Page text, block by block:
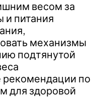
весом за
и питания
механизмы
подтянутой
рекомендации по
для здоровой